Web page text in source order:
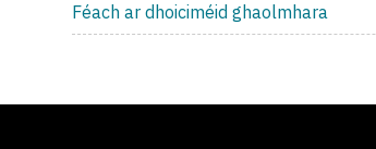
Féach ar dhoiciméid ghaolmhara